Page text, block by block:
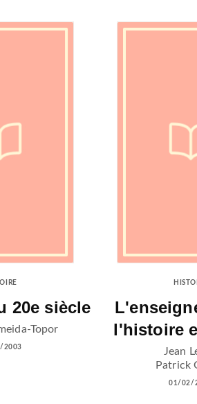
20e siècle
Topor
2003
l'histoire
Jean
Patrick
01/02/